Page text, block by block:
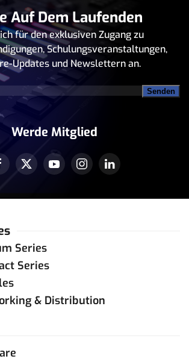
Auf Dem Laufenden
für den exklusiven Zugang zu
Schulungsveranstaltungen,
Updates und Newslettern an.
Werde Mitglied
Series
Series
& Distribution